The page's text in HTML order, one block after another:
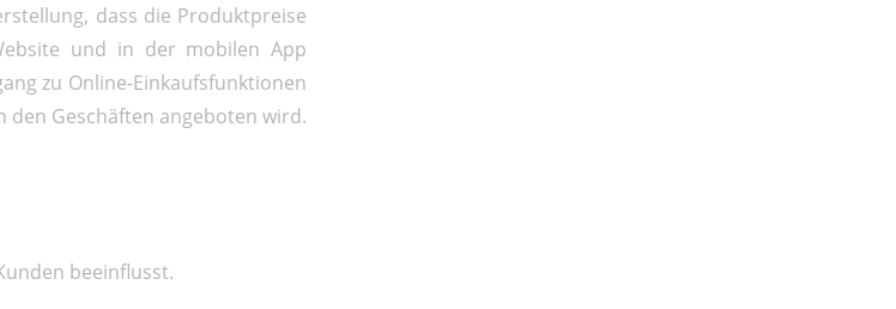
dass die Produktpreise
und in der mobilen App
zu Online-Einkaufsfunktionen
den Geschäften angeboten wird.
beeinflusst.